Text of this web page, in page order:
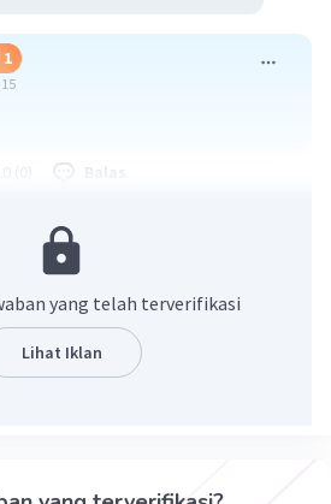
Balas
Iklan
yang telah terverifikasi
Lihat Iklan